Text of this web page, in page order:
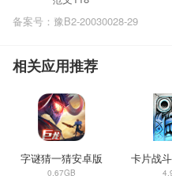
备案号：豫B2-20030028-29
相关应用推荐
字谜猜一猜安卓版
0.67GB
卡片战